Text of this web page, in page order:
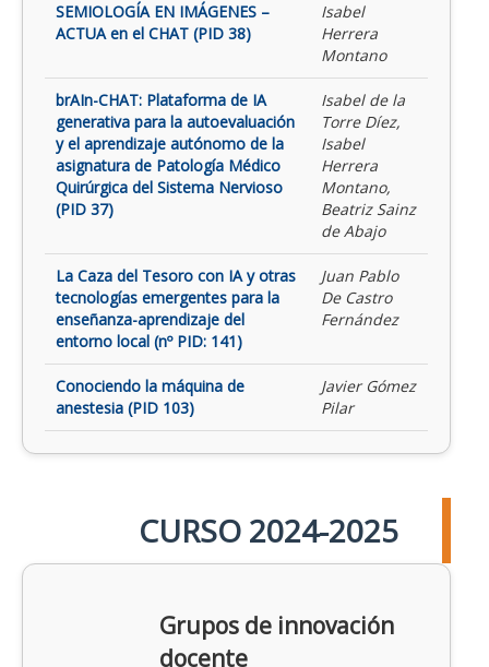
SEMIOLOGÍA EN IMÁGENES –
ACTUA en el CHAT (PID 38)
Isabel
Herrera
Montano
brAIn-CHAT: Plataforma de IA
generativa para la autoevaluación
y el aprendizaje autónomo de la
asignatura de Patología Médico
Quirúrgica del Sistema Nervioso
(PID 37)
Isabel de la
Torre Díez,
Isabel
Herrera
Montano,
Beatriz Sainz
de Abajo
La Caza del Tesoro con IA y otras
tecnologías emergentes para la
enseñanza-aprendizaje del
entorno local (nº PID: 141)
Juan Pablo
De Castro
Fernández
Conociendo la máquina de
anestesia (PID 103)
Javier Gómez
Pilar
CURSO 2024-2025
Grupos de innovación
docente